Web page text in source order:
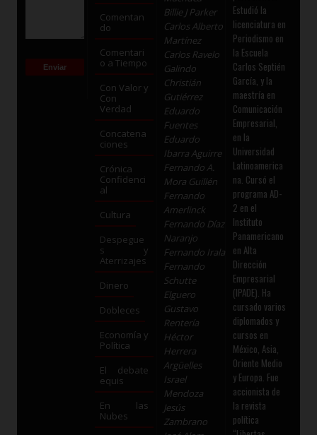
Comentan
do
Comentari
o a Tiempo
Con Valor y
Con
Verdad
Concatena
ciones
Crónica
Confidenci
al
Cultura
Despegue
s y
Aterrizajes
Dinero
Dobleces
Economía y
Política
El debate
equis
En las
Nubes
Billie J Parker
Carlos Alberto
Martínez
Carlos Ravelo
Galindo
Christián
Gutiérrez
Eduardo
Fuentes
Eduardo
Ibarra Aguirre
Fernando A.
Mora Guillén
Fernando
Amerlinck
Fernando Díaz
Naranjo
Fernando Irala
Fernando
Schutte
Elguero
Gustavo
Rentería
Héctor
Herrera
Argüelles
Israel
Mendoza
Jesús
Zambrano
Estudió la
licenciatura en
Periodismo en
la Escuela
Carlos Septién
García, y la
maestría en
Comunicación
Empresarial,
en la
Universidad
Latinoamerica
na. Cursó el
programa AD-
2 en el
Instituto
Panamericano
en Alta
Dirección
Empresarial
(IPADE). Ha
cursado varios
diplomados y
cursos en
México, Asia,
Oriente Medio
y Europa. Fue
accionista de
la revista
política